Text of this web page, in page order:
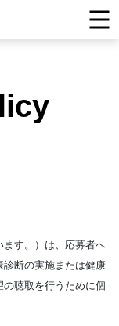
す。）は、応募者へ
断の実施または健康
聴取を行うために個